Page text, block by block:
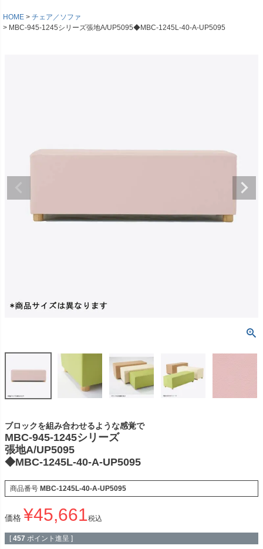
HOME
チェア／ソファ
MBC-945-1245シリーズ張地A/UP5095◆MBC-1245L-40-A-UP5095
ブロックを組み合わせるような感覚で
MBC-945-1245シリーズ
張地A/UP5095
◆MBC-1245L-40-A-UP5095
商品番号 MBC-1245L-40-A-UP5095
価格 ¥45,661税込
[ 457 ポイント進呈 ]